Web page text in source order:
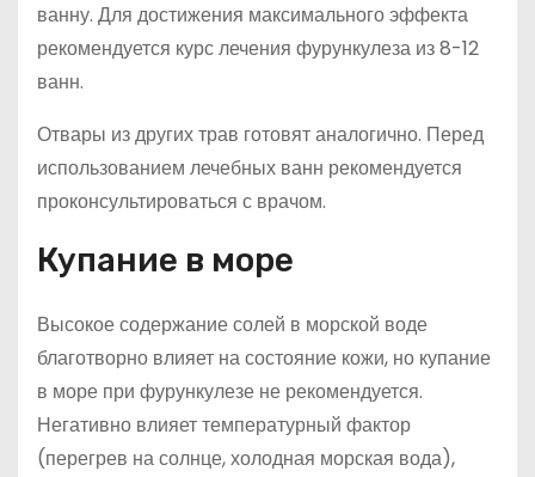
ванну. Для достижения максимального эффекта
рекомендуется курс лечения фурункулеза из 8-12
ванн.
Отвары из других трав готовят аналогично. Перед
использованием лечебных ванн рекомендуется
проконсультироваться с врачом.
Купание в море
Высокое содержание солей в морской воде
благотворно влияет на состояние кожи, но купание
в море при фурункулезе не рекомендуется.
Негативно влияет температурный фактор
(перегрев на солнце, холодная морская вода),